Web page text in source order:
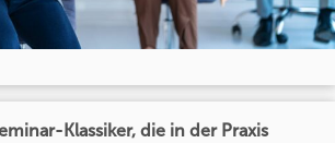
Klassiker, die in der Praxis